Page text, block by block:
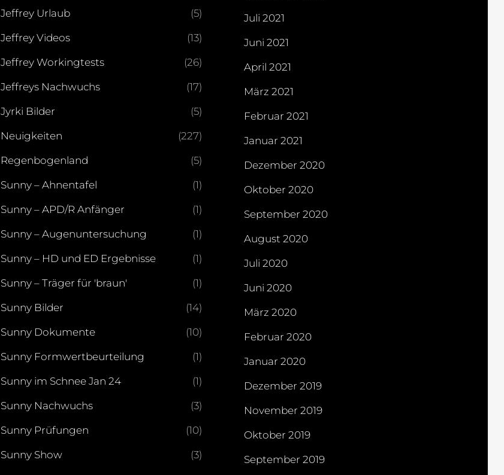
Jeffrey Urlaub (5)
Jeffrey Videos (13)
Jeffrey Workingtests (26)
Jeffreys Nachwuchs (17)
Jyrki Bilder (5)
Neuigkeiten (227)
Regenbogenland (5)
Sunny – Ahnentafel (1)
Sunny – APD/R Anfänger (1)
Sunny – Augenuntersuchung (1)
Sunny – HD und ED Ergebnisse (1)
Sunny – Träger für 'braun' (1)
Sunny Bilder (14)
Sunny Dokumente (10)
Sunny Formwertbeurteilung (1)
Sunny im Schnee Jan 24 (1)
Sunny Nachwuchs (3)
Sunny Prüfungen (10)
Sunny Show (3)
Juli 2021
Juni 2021
April 2021
März 2021
Februar 2021
Januar 2021
Dezember 2020
Oktober 2020
September 2020
August 2020
Juli 2020
Juni 2020
März 2020
Februar 2020
Januar 2020
Dezember 2019
November 2019
Oktober 2019
September 2019